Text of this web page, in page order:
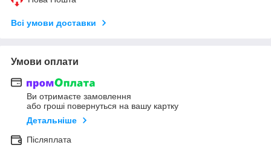
Всі умови доставки
Умови оплати
Ви отримаєте замовлення
або гроші повернуться на вашу картку
Детальніше
Післяплата